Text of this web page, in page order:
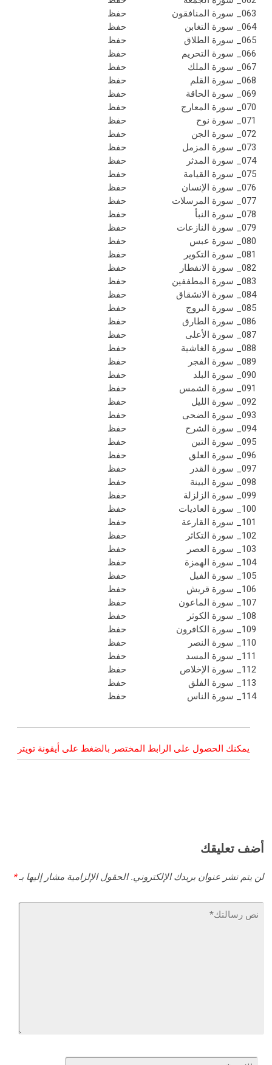
063_ سورة المنافقون
حفظ
064_ سورة التغابن
حفظ
065_ سورة الطلاق
حفظ
066_ سورة التحريم
حفظ
067_ سورة الملك
حفظ
068_ سورة القلم
حفظ
069_ سورة الحاقة
حفظ
070_ سورة المعارج
حفظ
071_ سورة نوح
حفظ
072_ سورة الجن
حفظ
073_ سورة المزمل
حفظ
074_ سورة المدثر
حفظ
075_ سورة القيامة
حفظ
076_ سورة الإنسان
حفظ
077_ سورة المرسلات
حفظ
078_ سورة النبأ
حفظ
079_ سورة النازعات
حفظ
080_ سورة عبس
حفظ
081_ سورة التكوير
حفظ
082_ سورة الانفطار
حفظ
083_ سورة المطففين
حفظ
084_ سورة الانشقاق
حفظ
085_ سورة البروج
حفظ
086_ سورة الطارق
حفظ
087_ سورة الأعلى
حفظ
088_ سورة الغاشية
حفظ
089_ سورة الفجر
حفظ
090_ سورة البلد
حفظ
091_ سورة الشمس
حفظ
092_ سورة الليل
حفظ
093_ سورة الضحى
حفظ
094_ سورة الشرح
حفظ
095_ سورة التين
حفظ
096_ سورة العلق
حفظ
097_ سورة القدر
حفظ
098_ سورة البينة
حفظ
099_ سورة الزلزلة
حفظ
100_ سورة العاديات
حفظ
101_ سورة القارعة
حفظ
102_ سورة التكاثر
حفظ
103_ سورة العصر
حفظ
104_ سورة الهمزة
حفظ
105_ سورة الفيل
حفظ
106_ سورة قريش
حفظ
107_ سورة الماعون
حفظ
108_ سورة الكوثر
حفظ
109_ سورة الكافرون
حفظ
110_ سورة النصر
حفظ
111_ سورة المسد
حفظ
112_ سورة الإخلاص
حفظ
113_ سورة الفلق
حفظ
114_ سورة الناس
حفظ
يمكنك الحصول على الرابط المختصر بالضغط على أيقونة تويتر
أضف تعليقك
لن يتم نشر عنوان بريدك الإلكتروني. الحقول الإلزامية مشار إليها بـ*